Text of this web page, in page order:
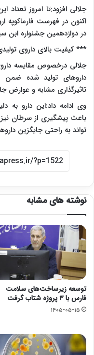
اکنون در فهرست فارماکوپه
در دوازدهمین جشنواره ابن
*** کیفیت بالای داروی
جلالی درخصوص مقایسه
داروهای تولید شده ضمن
تاثیرگذاری مشابه و عوارض
وی ادامه داد:این دارو به
باعث پیشگیری از سرطان
تواند به راحتی جایگزین
نوشته های مشابه
توسعه زیرساخت‌های سلامت
فارس با ۳ پروژه شتاب گرفت
۱۴۰۵-۰۵-۱۵